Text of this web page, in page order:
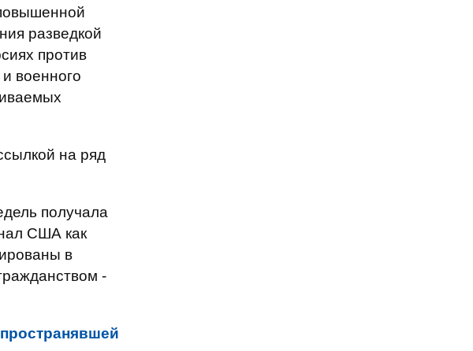
разведкой
против
военного
на ряд
получала
США как
в
-